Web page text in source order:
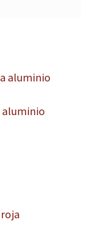
aluminio